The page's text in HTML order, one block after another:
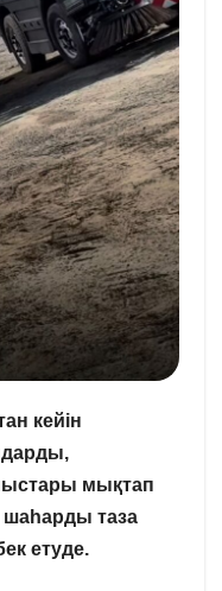
кейін
мықтап
таза
етуде.